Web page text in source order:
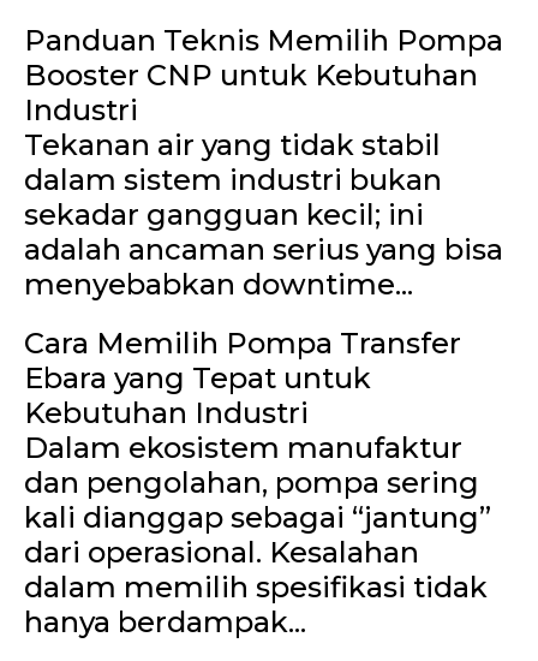
Panduan Teknis Memilih Pompa
Booster CNP untuk Kebutuhan
Industri
Tekanan air yang tidak stabil
dalam sistem industri bukan
sekadar gangguan kecil; ini
adalah ancaman serius yang bisa
menyebabkan downtime...
Cara Memilih Pompa Transfer
Ebara yang Tepat untuk
Kebutuhan Industri
Dalam ekosistem manufaktur
dan pengolahan, pompa sering
kali dianggap sebagai “jantung”
dari operasional. Kesalahan
dalam memilih spesifikasi tidak
hanya berdampak...